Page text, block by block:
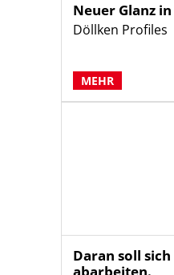
Neuer Glanz
Döllken Profiles
MEHR
Daran soll
abarbeiten.